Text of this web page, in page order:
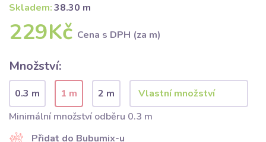
Skladem:38.30 m
229Kč Cena s DPH (za m)
Množství:
0.3 m 1 m
2 m
Minimální množství odběru 0.3 m
Přidat do Bubumix-u